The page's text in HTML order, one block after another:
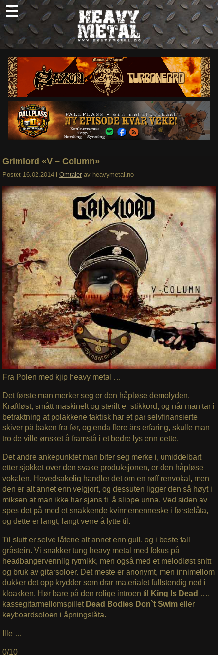
Skip
to
content
Nyheter
Omtaler
Intervjuer
Om oss
Abonner
Søk
Grimlord «V – Column»
Postet 16.02.2014 i Omtaler av heavymetal.no
Fra Polen med kjip heavy metal …
Det første man merker seg er den håpløse demolyden.
Kraftløst, smått maskinelt og sterilt er stikkord, og når man tar i
betraktning at polakkene faktisk har et par selvfinansierte
skiver på baken fra før, og enda flere års erfaring, skulle man
tro de ville ønsket å framstå i et bedre lys enn dette.
Det andre ankepunktet man biter seg merke i, umiddelbart
etter sjokket over den svake produksjonen, er den håpløse
vokalen. Hovedsakelig handler det om en røff renvokal, men
den er alt annet enn velgjort, og dessuten ligger den så høyt i
miksen at man ikke har sjans til å slippe unna. Ved siden av
spes det på med et snakkende kvinnemenneske i førstelåta,
og dette er langt, langt verre å lytte til.
Til slutt er selve låtene alt annet enn gull, og i beste fall
gråstein. Vi snakker tung heavy metal med fokus på
headbangervennlig rytmikk, men også med et melodiøst snitt
og bruk av gitarsoloer. Det meste er anonymt, men innimellom
dukker det opp krydder som drar materialet fullstendig ned i
kloakken. Hør bare på den rolige introen til
King Is Dead …,
kassegitarmellomspillet Dead Bodies Don`t Swimeller
keyboardsoloen i åpningslåta.
Ille …
0/10